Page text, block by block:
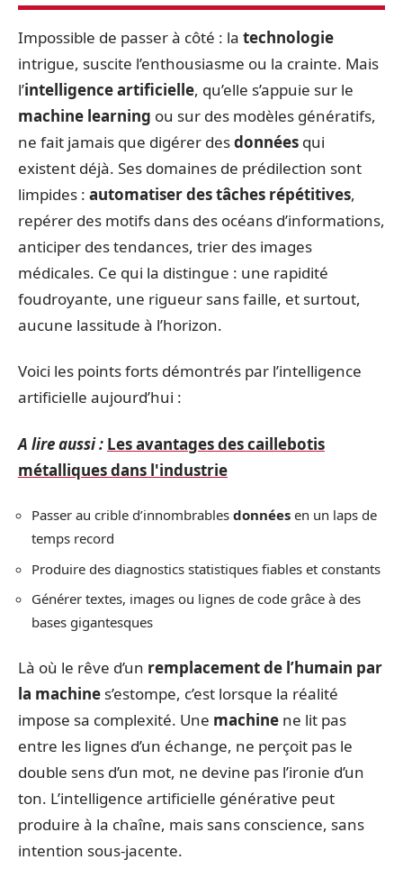
Impossible de passer à côté : la technologie
intrigue, suscite l’enthousiasme ou la crainte. Mais
l’intelligence artificielle, qu’elle s’appuie sur le
machine learning ou sur des modèles génératifs,
ne fait jamais que digérer desdonnées qui
existent déjà. Ses domaines de prédilection sont
limpides : automatiser des tâches répétitives,
repérer des motifs dans des océans d’informations,
anticiper des tendances, trier des images
médicales. Ce qui la distingue : une rapidité
foudroyante, une rigueur sans faille, et surtout,
aucune lassitude à l’horizon.
Voici les points forts démontrés par l’intelligence
artificielle aujourd’hui :
A lire aussi : Les avantages des caillebotis
métalliques dans l'industrie
Passer au crible d’innombrables données en un laps de
temps record
Produire des diagnostics statistiques fiables et constants
Générer textes, images ou lignes de code grâce à des
bases gigantesques
Là où le rêve d’un remplacement de l’humain par
la machine s’estompe, c’est lorsque la réalité
impose sa complexité. Une machine ne lit pas
entre les lignes d’un échange, ne perçoit pas le
double sens d’un mot, ne devine pas l’ironie d’un
ton. L’intelligence artificielle générative peut
produire à la chaîne, mais sans conscience, sans
intention sous-jacente.